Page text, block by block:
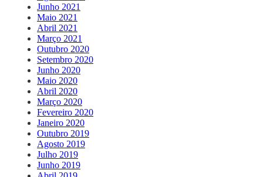
Junho 2021
Maio 2021
Abril 2021
Março 2021
Outubro 2020
Setembro 2020
Junho 2020
Maio 2020
Abril 2020
Março 2020
Fevereiro 2020
Janeiro 2020
Outubro 2019
Agosto 2019
Julho 2019
Junho 2019